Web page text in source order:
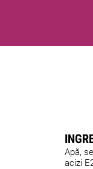
Apă,
acizi